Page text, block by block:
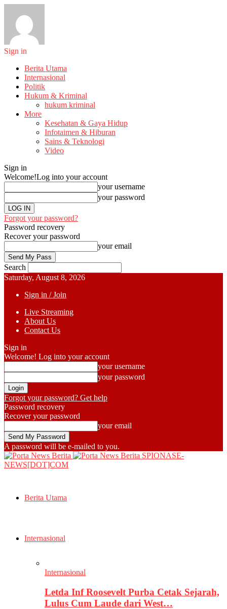
Sign in
Berita Utama
Internasional
Politik
Hukum & Kriminal
hukum kriminal
More
Kesehatan & Gaya Hidup
Infotaimen & Hiburan
Sains & Teknologi
Video
Sign in
Welcome!Log into your account
your username
your password
Forgot your password?
Password recovery
Recover your password
your email
Search
Saturday, August 8, 2026
Sign in / Join
Live Streaming
About Us
Contact Us
Sign in
Welcome! Log into your account
your username
your password
Forgot your password? Get help
Password recovery
Recover your password
your email
A password will be e-mailed to you.
SPIONASE-
NEWS[DOT]COM
Berita Utama
Internasional
Internasional
Letda Inf Roosevelt Purba Cetak Sejarah,
Lulus Cum Laude dari West…